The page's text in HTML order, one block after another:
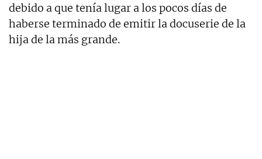
debido a que tenía lugar a los pocos días de
haberse terminado de emitir la docuserie de la
hija de la más grande.